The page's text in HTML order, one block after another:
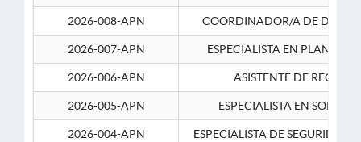
2026-008-APN COORDINADOR/A DE
2026-007-APN ESPECIALISTA EN
2026-006-APN ASISTENTE DE
2026-005-APN ESPECIALISTA EN
2026-004-APN ESPECIALISTA DE SEGURIDAD